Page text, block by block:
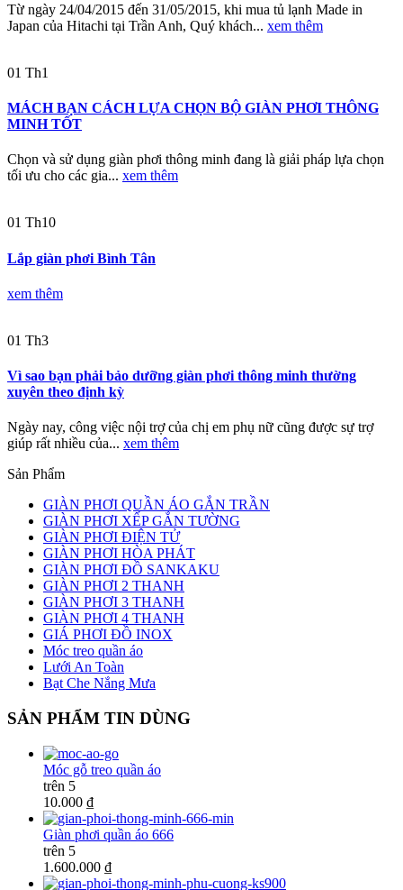
Từ ngày 24/04/2015 đến 31/05/2015, khi mua tủ lạnh Made in
Japan của Hitachi tại Trần Anh, Quý khách... xem thêm
01 Th1
MÁCH BẠN CÁCH LỰA CHỌN BỘ GIÀN PHƠI THÔNG
MINH TỐT
Chọn và sử dụng giàn phơi thông minh đang là giải pháp lựa chọn
tối ưu cho các gia... xem thêm
01 Th10
Lắp giàn phơi Bình Tân
xem thêm
01 Th3
Vì sao bạn phải bảo dưỡng giàn phơi thông minh thường
xuyên theo định kỳ
Ngày nay, công việc nội trợ của chị em phụ nữ cũng được sự trợ
giúp rất nhiều của... xem thêm
Sản Phẩm
GIÀN PHƠI QUẦN ÁO GẮN TRẦN
GIÀN PHƠI XẾP GẮN TƯỜNG
GIÀN PHƠI ĐIỆN TỬ
GIÀN PHƠI HÒA PHÁT
GIÀN PHƠI ĐỒ SANKAKU
GIÀN PHƠI 2 THANH
GIÀN PHƠI 3 THANH
GIÀN PHƠI 4 THANH
GIÁ PHƠI ĐỒ INOX
Móc treo quần áo
Lưới An Toàn
Bạt Che Nắng Mưa
SẢN PHẨM TIN DÙNG
Móc gỗ treo quần áo
trên 5
10.000 ₫
Giàn phơi quần áo 666
trên 5
1.600.000 ₫